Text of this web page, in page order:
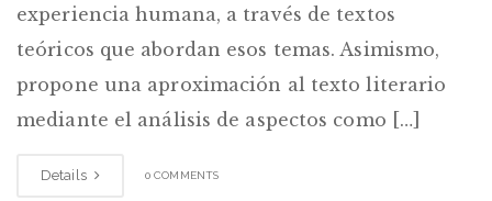
experiencia humana, a través de textos
teóricos que abordan esos temas. Asimismo,
propone una aproximación al texto literario
mediante el análisis de aspectos como […]
Details 0 COMMENTS